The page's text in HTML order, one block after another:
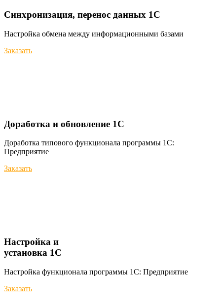
Синхронизация, перенос данных 1С
Настройка обмена между информационными базами
Заказать
Доработка и обновление 1С
Доработка типового функционала программы 1С:
Предприятие
Заказать
Настройка и
установка 1С
Настройка функционала программы 1С: Предприятие
Заказать